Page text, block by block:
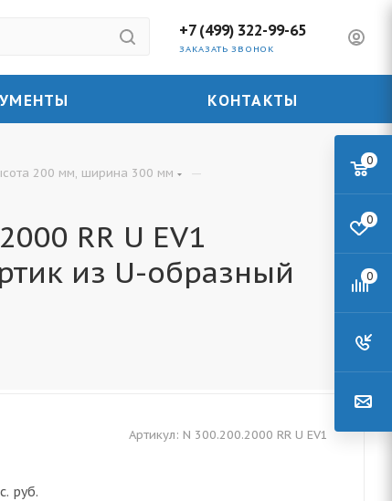
+7 (499) 322-99-65
ЗАКАЗАТЬ ЗВОНОК
КОНТАКТЫ
200 мм, ширина 300 мм —
RR U EV1
из U-образный
Артикул: N 300.200.2000 RR U EV1
руб.
0
0
0